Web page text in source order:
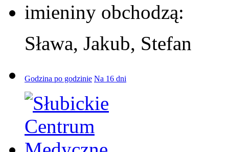
imieniny obchodzą:
Sława, Jakub, Stefan
Godzina po godzinie Na 16 dni